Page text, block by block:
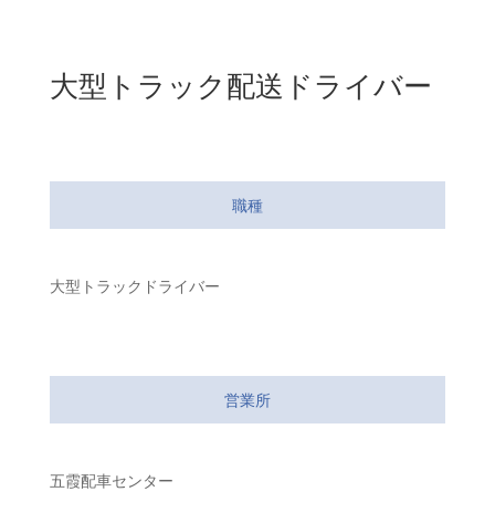
大型トラック配送ドライバー
職種
大型トラックドライバー
営業所
五霞配車センター